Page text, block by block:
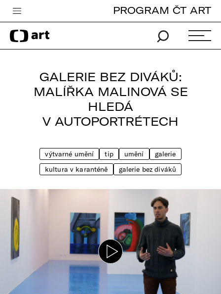
Česká televize
Zpravodajství
iVysílání
PROGRAM ČT ART
GALERIE BEZ DIVÁKŮ:
MALÍŘKA MALINOVÁ SE
HLEDÁ
V AUTOPORTRÉTECH
výtvarné umění tip umění
galerie
kultura v karanténě
galerie bez diváků